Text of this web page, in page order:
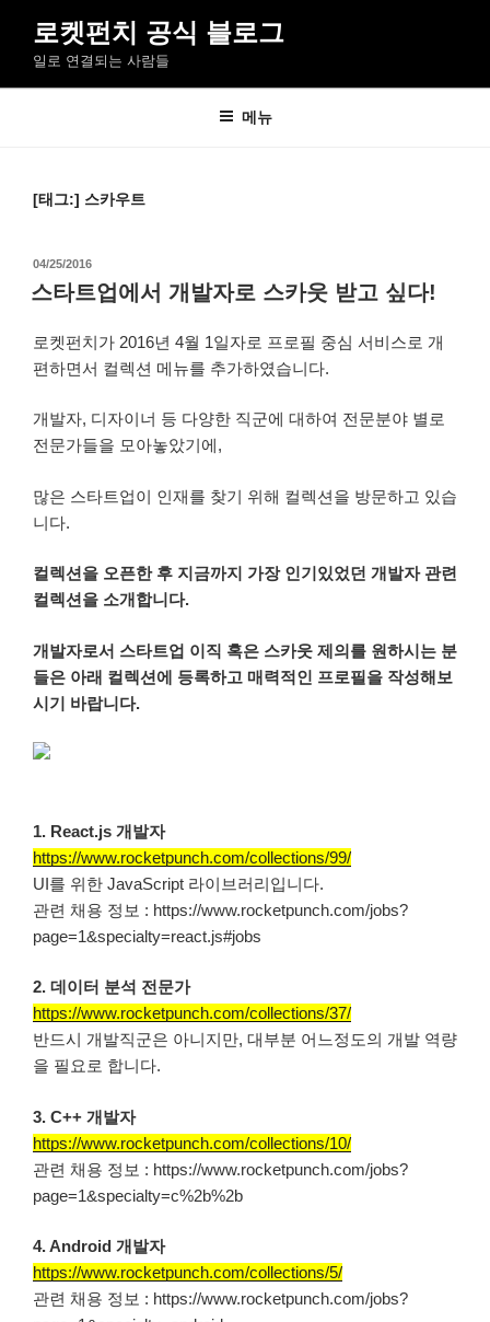
로
로켓펀치 공식 블로그
일로 연결되는 사람들
메뉴
[태그:] 스카우트
작
성
일
04/25/2016
스타트업에서 개발자로 스카웃 받고 싶다!
로켓펀치가 2016년 4월 1일자로 프로필 중심 서비스로 개
편하면서 컬렉션 메뉴를 추가하였습니다.
개발자, 디자이너 등 다양한 직군에 대하여 전문분야 별로
전문가들을 모아놓았기에,
많은 스타트업이 인재를 찾기 위해 컬렉션을 방문하고 있습
니다.
컬렉션을 오픈한 후 지금까지 가장 인기있었던 개발자 관련
컬렉션을 소개합니다.
개발자로서 스타트업 이직 혹은 스카웃 제의를 원하시는 분
들은 아래 컬렉션에 등록하고 매력적인 프로필을 작성해보
시기 바랍니다.
1. React.js 개발자
https://www.rocketpunch.com/collections/99/
UI를 위한 JavaScript 라이브러리입니다.
관련 채용 정보 : https://www.rocketpunch.com/jobs?
page=1&specialty=react.js#jobs
2. 데이터 분석 전문가
https://www.rocketpunch.com/collections/37/
반드시 개발직군은 아니지만, 대부분 어느정도의 개발 역량
을 필요로 합니다.
3. C++ 개발자
https://www.rocketpunch.com/collections/10/
관련 채용 정보 : https://www.rocketpunch.com/jobs?
page=1&specialty=c%2b%2b
4. Android 개발자
https://www.rocketpunch.com/collections/5/
관련 채용 정보 : https://www.rocketpunch.com/jobs?